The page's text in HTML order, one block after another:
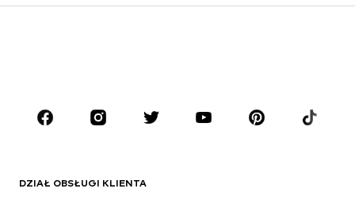
MARKI
Next
DZIAŁ OBSŁUGI KLIENTA